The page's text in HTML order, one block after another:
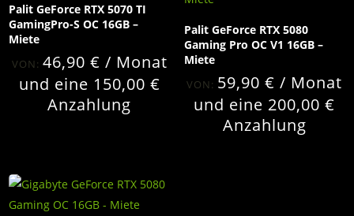
Palit GeForce RTX 5070 TI
GamingPro-S OC 16GB –
Miete
VON: 46,90 € / Monat
und eine 150,00 €
Anzahlung
Palit GeForce RTX 5080
Gaming Pro OC V1 16GB –
Miete
VON: 59,90€ / Monat
und eine 200,00€
Anzahlung